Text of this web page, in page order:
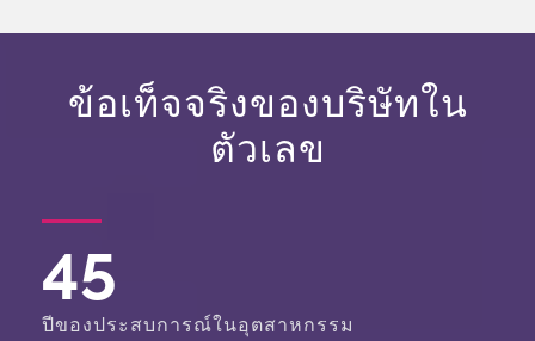
ข้อเท็จจริงของบริษัทใน
ตัวเลข
45
ปีของประสบการณ์ในอุตสาหกรรม